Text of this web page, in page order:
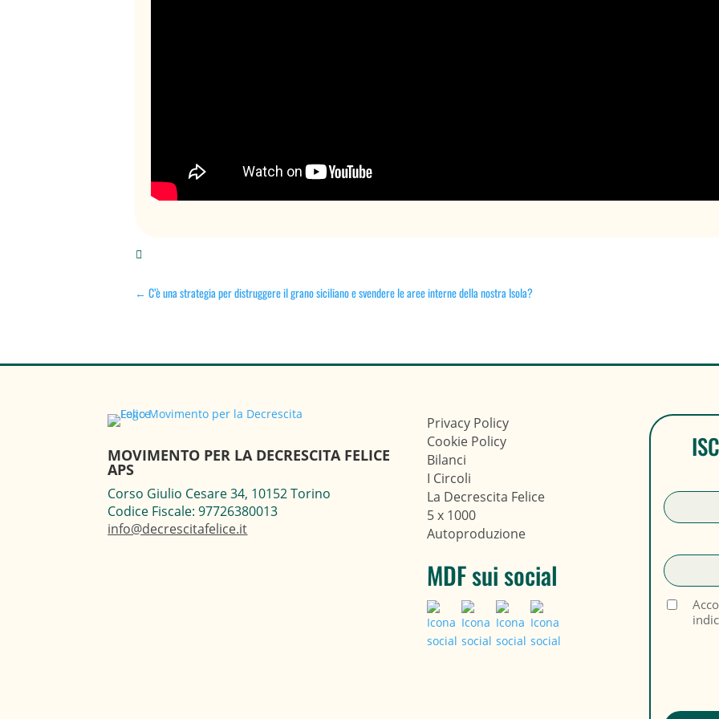

←C’è una strategia per distruggere il grano siciliano e svendere le aree interne della nostra Isola?
MOVIMENTO PER LA DECRESCITA FELICE
APS
Corso Giulio Cesare 34, 10152 Torino
Codice Fiscale: 97726380013
info@decrescitafelice.it
Privacy Policy
Cookie Policy
Bilanci
I Circoli
La Decrescita Felice
5 x 1000
Autoproduzione
MDF sui social